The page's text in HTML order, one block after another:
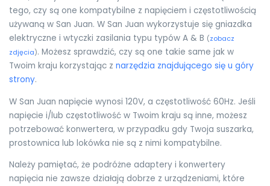
tego, czy są one kompatybilne z napięciem i częstotliwością
używaną w San Juan. W San Juan wykorzystuje się gniazdka
elektryczne i wtyczki zasilania typu typów A & B (zobacz
zdjęcia). Możesz sprawdzić, czy są one takie same jak w
Twoim kraju korzystając z narzędzia znajdującego się u góry
strony.
W San Juan napięcie wynosi 120V, a częstotliwość 60Hz. Jeśli
napięcie i/lub częstotliwość w Twoim kraju są inne, możesz
potrzebować konwertera, w przypadku gdy Twoja suszarka,
prostownica lub lokówka nie są z nimi kompatybilne.
Należy pamiętać, że podróżne adaptery i konwertery
napięcia nie zawsze działają dobrze z urządzeniami, które